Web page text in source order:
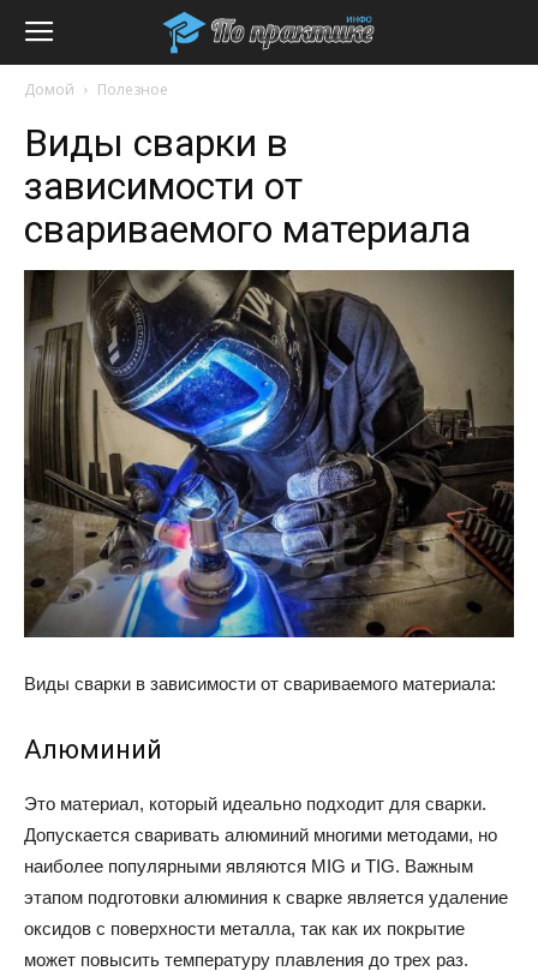
Домой Полезное
Виды сварки в
зависимости от
свариваемого материала
Виды сварки в зависимости от свариваемого материала:
Алюминий
Это материал, который идеально подходит для сварки.
Допускается сваривать алюминий многими методами, но
наиболее популярными являются MIG и TIG. Важным
этапом подготовки алюминия к сварке является удаление
оксидов с поверхности металла, так как их покрытие
может повысить температуру плавления до трех раз.